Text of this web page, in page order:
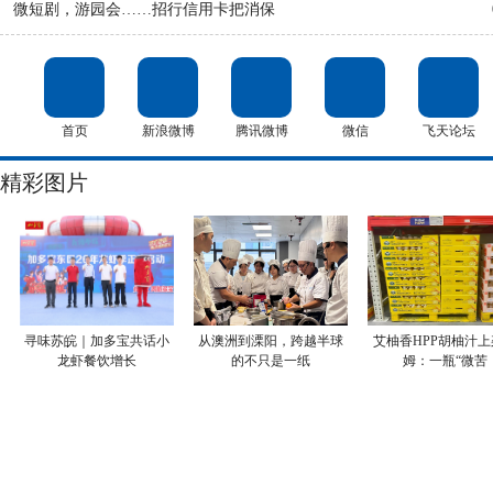
微短剧，游园会……招行信用卡把消保
首页 新浪微博 腾讯微博 微信 飞天论坛
精彩图片
寻味苏皖｜加多宝共话小
龙虾餐饮增长
从澳洲到溧阳，跨越半球
的不只是一纸
艾柚香HPP胡柚汁
姆：一瓶“微苦